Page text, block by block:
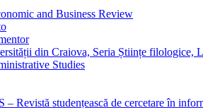
and Business Review
din Craiova, Seria Științe filologice,
Studies
– Revistă studențească de cercetare în